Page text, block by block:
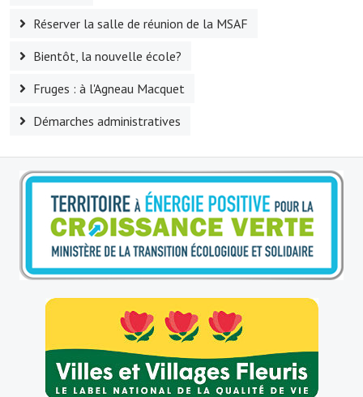
La société de pêche
Le sport au foyer rural
Les foulées Fressinoises
Fêtes et manifestations
Le calendrier annuel
Liste et coordonnées des associations
TOURISME, PATRIMOINE
Fressin, ville d'histoire
Les panneaux du patrimoine
Le château
Georges Bernanos
Réserver la salle de réunion de la MSAF
Bientôt, la nouvelle école?
Fruges : à l'Agneau Macquet
Démarches administratives